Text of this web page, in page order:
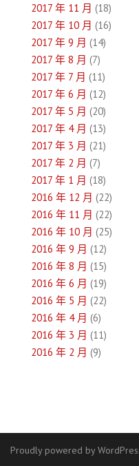
2017 年 11 月 (18)
2017 年 10 月 (16)
2017 年 9 月 (14)
2017 年 8 月 (7)
2017 年 7 月 (11)
2017 年 6 月 (12)
2017 年 5 月 (20)
2017 年 4 月 (13)
2017 年 3 月 (21)
2017 年 2 月 (7)
2017 年 1 月 (18)
2016 年 12 月 (22)
2016 年 11 月 (22)
2016 年 10 月 (25)
2016 年 9 月 (12)
2016 年 8 月 (15)
2016 年 6 月 (19)
2016 年 5 月 (22)
2016 年 4 月 (6)
2016 年 3 月 (11)
2016 年 2 月 (9)
Proudly powered by